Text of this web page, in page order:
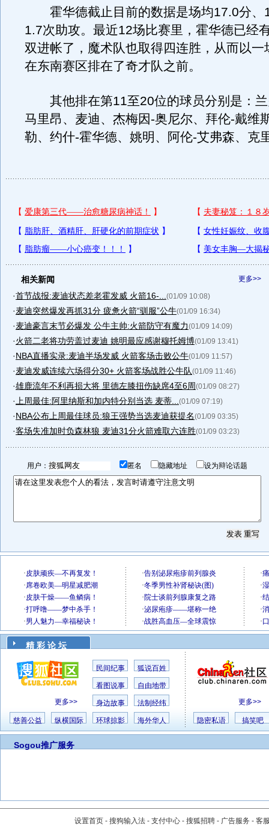
霍华德截止目前的数据是场均17.0分、
1.7次助攻。最近12场比赛里，霍华德已经
双进帐了，魔术队也取得四连胜，从而以一
在东南赛区排在了奇才队之前。
其他排在第11至20位的球员分别是：兰
马里昂、麦迪、杰梅因-奥尼尔、拜伦-戴维
勒、约什-霍华德、姚明、阿伦-艾弗森、克
更多>>
相关新闻
·首节战报:麦迪状态差老霍发威 火箭16-... (01/09 10:08)
·麦迪突然爆发再抓31分 疲惫火箭“驯服”公牛(01/09 16:34)
·麦迪豪言末节必爆发 公牛主帅:火箭防守有魔力(01/09 14:09)
·火箭二老将功劳盖过麦迪 姚明最应感谢穆托姆博(01/09 13:41)
·NBA直播实录:麦迪半场发威 火箭客场击败公牛(01/09 11:57)
·麦迪发威连续六场得分30+ 火箭客场战胜公牛队(01/09 11:46)
·雄鹿流年不利再损大将 里德左膝扭伤缺席4至6周(01/09 08:27)
· 上周最佳:阿里纳斯和加内特分别当选 麦蒂... (01/09 07:19)
·NBA公布上周最佳球员:狼王强势当选麦迪获提名(01/09 03:35)
·客场失准加时负森林狼 麦迪31分火箭难取六连胜(01/09 03:23)
用户： 匿名 隐藏地址 设为辩论话题
精 彩 论 坛
更多>>
民间纪事 狐说百姓
看图说事 自由地带
身边故事 法制经纬
慈善公益 纵横国际 环球掠影 海外华人
更多>>
隐密私语 搞笑吧
Sogou推广服务
设置首页 - 搜狗输入法 - 支付中心 - 搜狐招聘 - 广告服务 - 客